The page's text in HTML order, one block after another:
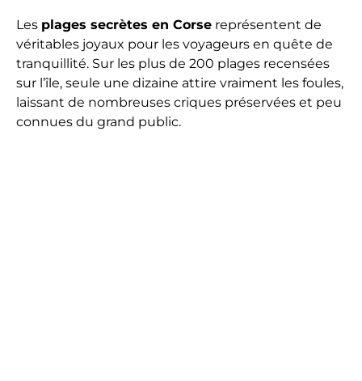
Les plages secrètes en Corse représentent de
véritables joyaux pour les voyageurs en quête de
tranquillité. Sur les plus de 200 plages recensées
sur l’île, seule une dizaine attire vraiment les foules,
laissant de nombreuses criques préservées et peu
connues du grand public.